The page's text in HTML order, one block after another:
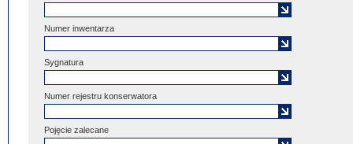
Numer inwentarza
Sygnatura
Numer rejestru konserwatora
Pojęcie zalecane